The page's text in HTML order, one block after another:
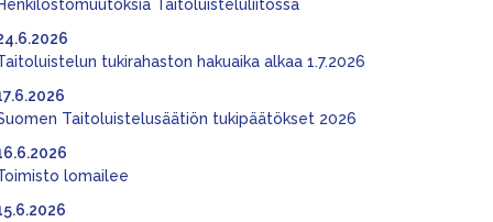
Taitoluisteluliitossa
tukirahaston hakuaika alkaa 1.7.2026
Taitoluistelusäätiön tukipäätökset 2026
lomailee